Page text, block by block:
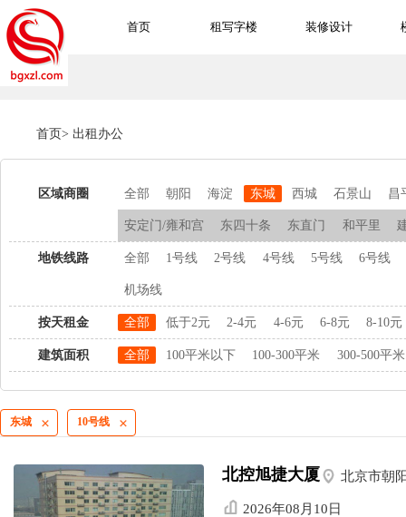
首页 租写字楼 装修设计
首页> 出租办公
区域商圈 全部 朝阳 海淀 东城 西城 石景山 昌
安定门/雍和宫 东四十条 东直门 和平里
地铁线路 全部 1号线 2号线 4号线 5号线 6号线
机场线
按天租金 全部 低于2元 2-4元 4-6元 6-8元 8-10元
建筑面积 全部 100平米以下 100-300平米 300-500平米
东城  10号线 
北控旭捷大厦  北京市朝
 2026年08月10日